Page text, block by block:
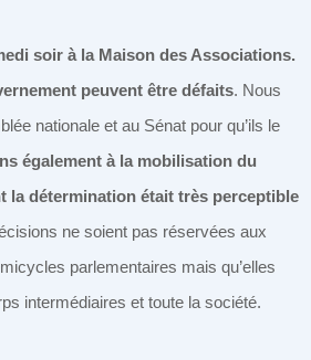
soir à la Maison des Associations.
peuvent être défaits. Nous
nationale et au Sénat pour qu’ils le
également à la mobilisation du
la détermination était très perceptible
ne soient pas réservées aux
parlementaires mais qu’elles
intermédiaires et toute la société.